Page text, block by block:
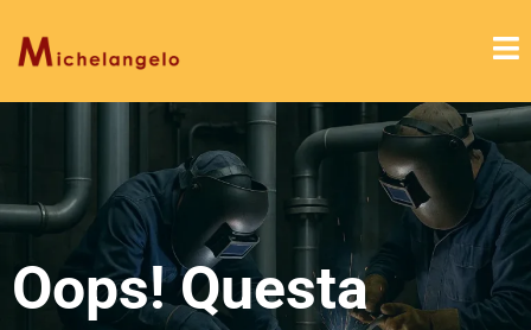
Oops! Questa